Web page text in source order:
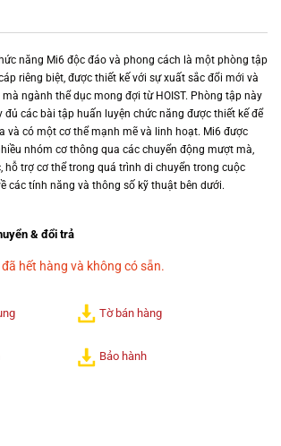
năng Mi6 độc đáo và phong cách là một phòng tập
riêng biệt, được thiết kế với sự xuất sắc đổi mới và
ngành thể dục mong đợi từ HOIST. Phòng tập này
các bài tập huấn luyện chức năng được thiết kế để
và có một cơ thể mạnh mẽ và linh hoạt. Mi6 được
nhóm cơ thông qua các chuyển động mượt mà,
hỗ trợ cơ thể trong quá trình di chuyển trong cuộc
các tính năng và thông số kỹ thuật bên dưới.
& đổi trả
hết hàng và không có sẵn.
Tờ bán hàng
Bảo hành